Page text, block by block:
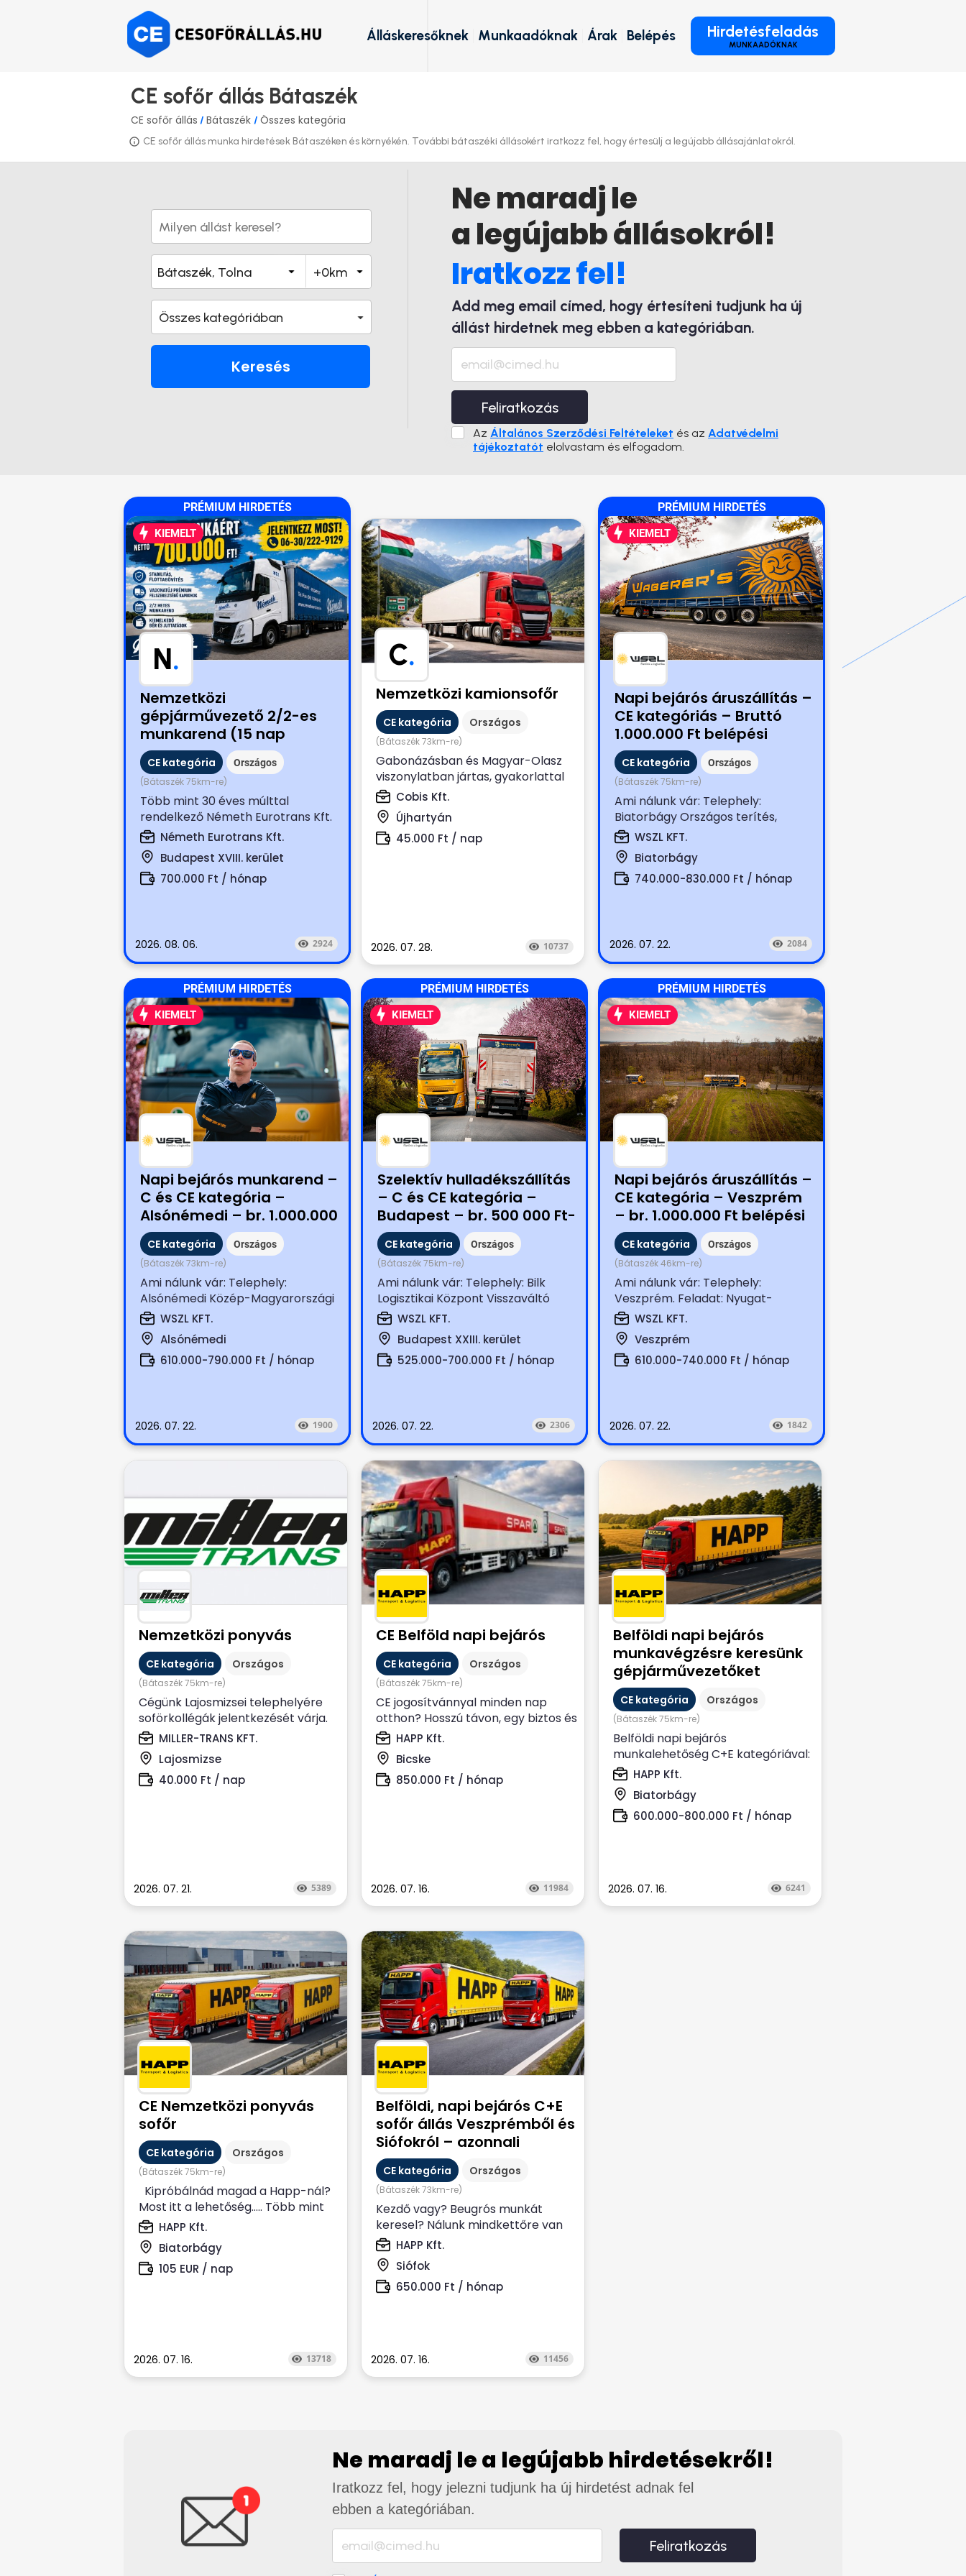
Hirdetésfeladás
MUNKAADÓKNAK
Belépés
Árak
Munkaadóknak
Álláskeresőknek
CE sofőr állás Bátaszék
CE sofőr állás / Bátaszék / Összes kategória
CE sofőr állás munka hirdetések Bátaszéken és környékén. További bátaszéki állásokért iratkozz fel, hogy értesülj a legújabb állásajánlatokról.
Összes kategóriában
Keresés
Ne maradj le
a legújabb állásokról!
Iratkozz fel!
Add meg email címed, hogy értesíteni tudjunk ha új
állást hirdetnek meg ebben a kategóriában.
Feliratkozás
Az Általános Szerződési Feltételeket és az Adatvédelmi
tájékoztatót elolvastam és elfogadom.
PRÉMIUM HIRDETÉS
KIEMELT
N.
Nemzetközi
gépjárművezető 2/2-es
munkarend (15 nap
munkáért nettó: 700.000
Ft.)
CE kategória Országos
(Bátaszék 75km-re)
Több mint 30 éves múlttal
rendelkező Németh Eurotrans Kft.
keresi magára és munkájára
igényes, tapasztalt...
Németh Eurotrans Kft.
Budapest XVIII. kerület
700.000 Ft / hónap
2026. 08. 06. 2924
C.
Nemzetközi kamionsofőr
CE kategória Országos
(Bátaszék 73km-re)
Gabonázásban és Magyar-Olasz
viszonylatban jártas, gyakorlattal
rendelkező Nemzetközi
kamionsofőrt keresünk....
Cobis Kft.
Újhartyán
45.000 Ft / nap
2026. 07. 28. 10737
PRÉMIUM HIRDETÉS
KIEMELT
Napi bejárós áruszállítás –
CE kategóriás – Bruttó
1.000.000 Ft belépési
bónusszal!
CE kategória Országos
(Bátaszék 75km-re)
Ami nálunk vár: Telephely:
Biatorbágy Országos terítés,
boltok terítése (száraz, hűtött,...
WSZL KFT.
Biatorbágy
740.000-830.000 Ft / hónap
2026. 07. 22. 2084
PRÉMIUM HIRDETÉS
KIEMELT
Napi bejárós munkarend –
C és CE kategória –
Alsónémedi – br. 1.000.000
Ft belépési bónusszal
CE kategória Országos
(Bátaszék 73km-re)
Ami nálunk vár: Telephely:
Alsónémedi Közép-Magyarországi
boltok terítése (száraz, hűtött,...
WSZL KFT.
Alsónémedi
610.000-790.000 Ft / hónap
2026. 07. 22. 1900
PRÉMIUM HIRDETÉS
KIEMELT
Szelektív hulladékszállítás
– C és CE kategória –
Budapest – br. 500 000 Ft-
os belépési bónusz
CE kategória Országos
(Bátaszék 75km-re)
Ami nálunk vár: Telephely: Bilk
Logisztikai Központ Visszaváltó
automatákból szelektív hulladék...
WSZL KFT.
Budapest XXIII. kerület
525.000-700.000 Ft / hónap
2026. 07. 22. 2306
PRÉMIUM HIRDETÉS
KIEMELT
Napi bejárós áruszállítás –
CE kategória – Veszprém
– br. 1.000.000 Ft belépési
bónusszal
CE kategória Országos
(Bátaszék 46km-re)
Ami nálunk vár: Telephely:
Veszprém. Feladat: Nyugat-
Magyarországi boltok terítése
(száraz,...
WSZL KFT.
Veszprém
610.000-740.000 Ft / hónap
2026. 07. 22. 1842
Nemzetközi ponyvás
CE kategória Országos
(Bátaszék 75km-re)
Cégünk Lajosmizsei telephelyére
soförkollégák jelentkezését várja.
Hosszú távra, Nemzetközi,
Ponyvás...
MILLER-TRANS KFT.
Lajosmizse
40.000 Ft / nap
2026. 07. 21. 5389
CE Belföld napi bejárós
CE kategória Országos
(Bátaszék 75km-re)
CE jogosítvánnyal minden nap
otthon? Hosszú távon, egy biztos és
kiszámítható munkahelyen
dolgoznál? Állítsd...
HAPP Kft.
Bicske
850.000 Ft / hónap
2026. 07. 16. 11984
Belföldi napi bejárós
munkavégzésre keresünk
gépjárművezetőket
CE kategória Országos
(Bátaszék 75km-re)
Belföldi napi bejárós
munkalehetőség C+E kategóriával:
országos élelmiszerszállítás
Biatorbágyi...
HAPP Kft.
Biatorbágy
600.000-800.000 Ft / hónap
2026. 07. 16. 6241
CE Nemzetközi ponyvás
sofőr
CE kategória Országos
(Bátaszék 75km-re)
Kipróbálnád magad a Happ-nál?
Most itt a lehetőség….. Több mint
30 éves szakmai múltra...
HAPP Kft.
Biatorbágy
105 EUR / nap
2026. 07. 16. 13718
Belföldi, napi bejárós C+E
sofőr állás Veszprémből és
Siófokról – azonnali
kezdéssel! 🚛
CE kategória Országos
(Bátaszék 73km-re)
Kezdő vagy? Beugrós munkát
keresel? Nálunk mindkettőre van
lehetőség! Ha mindez nem elég,
akkor honoráljuk...
HAPP Kft.
Siófok
650.000 Ft / hónap
2026. 07. 16. 11456
Ne maradj le a legújabb hirdetésekről!
Iratkozz fel, hogy jelezni tudjunk ha új hirdetést adnak fel
ebben a kategóriában.
Feliratkozás